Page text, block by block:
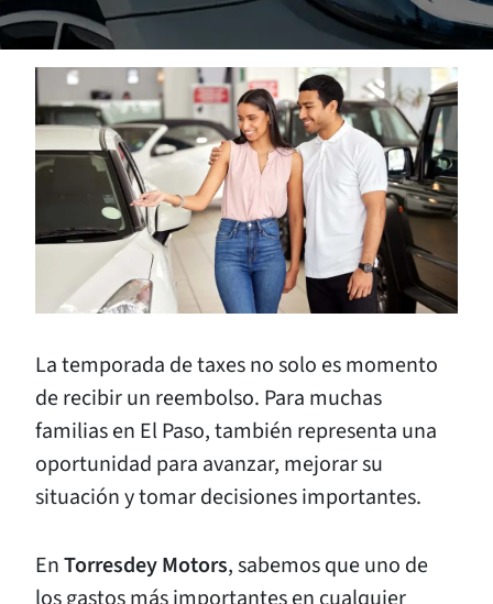
La temporada de taxes no solo es momento
de recibir un reembolso. Para muchas
familias en El Paso, también representa una
oportunidad para avanzar, mejorar su
situación y tomar decisiones importantes.
EnTorresdey Motors, sabemos que uno de